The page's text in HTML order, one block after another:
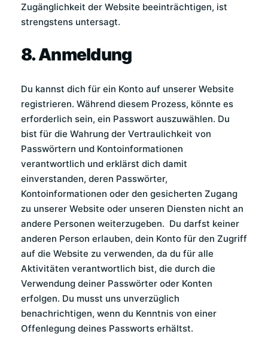
Zugänglichkeit der Website beeinträchtigen, ist
strengstens untersagt.
8. Anmeldung
Du kannst dich für ein Konto auf unserer Website
registrieren. Während diesem Prozess, könnte es
erforderlich sein, ein Passwort auszuwählen. Du
bist für die Wahrung der Vertraulichkeit von
Passwörtern und Kontoinformationen
verantwortlich und erklärst dich damit
einverstanden, deren Passwörter,
Kontoinformationen oder den gesicherten Zugang
zu unserer Website oder unseren Diensten nicht an
andere Personen weiterzugeben. Du darfst keiner
anderen Person erlauben, dein Konto für den Zugriff
auf die Website zu verwenden, da du für alle
Aktivitäten verantwortlich bist, die durch die
Verwendung deiner Passwörter oder Konten
erfolgen. Du musst uns unverzüglich
benachrichtigen, wenn du Kenntnis von einer
Offenlegung deines Passworts erhältst.